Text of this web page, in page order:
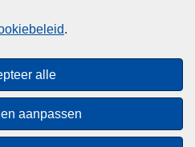
.
alle
aanpassen
Politie.be